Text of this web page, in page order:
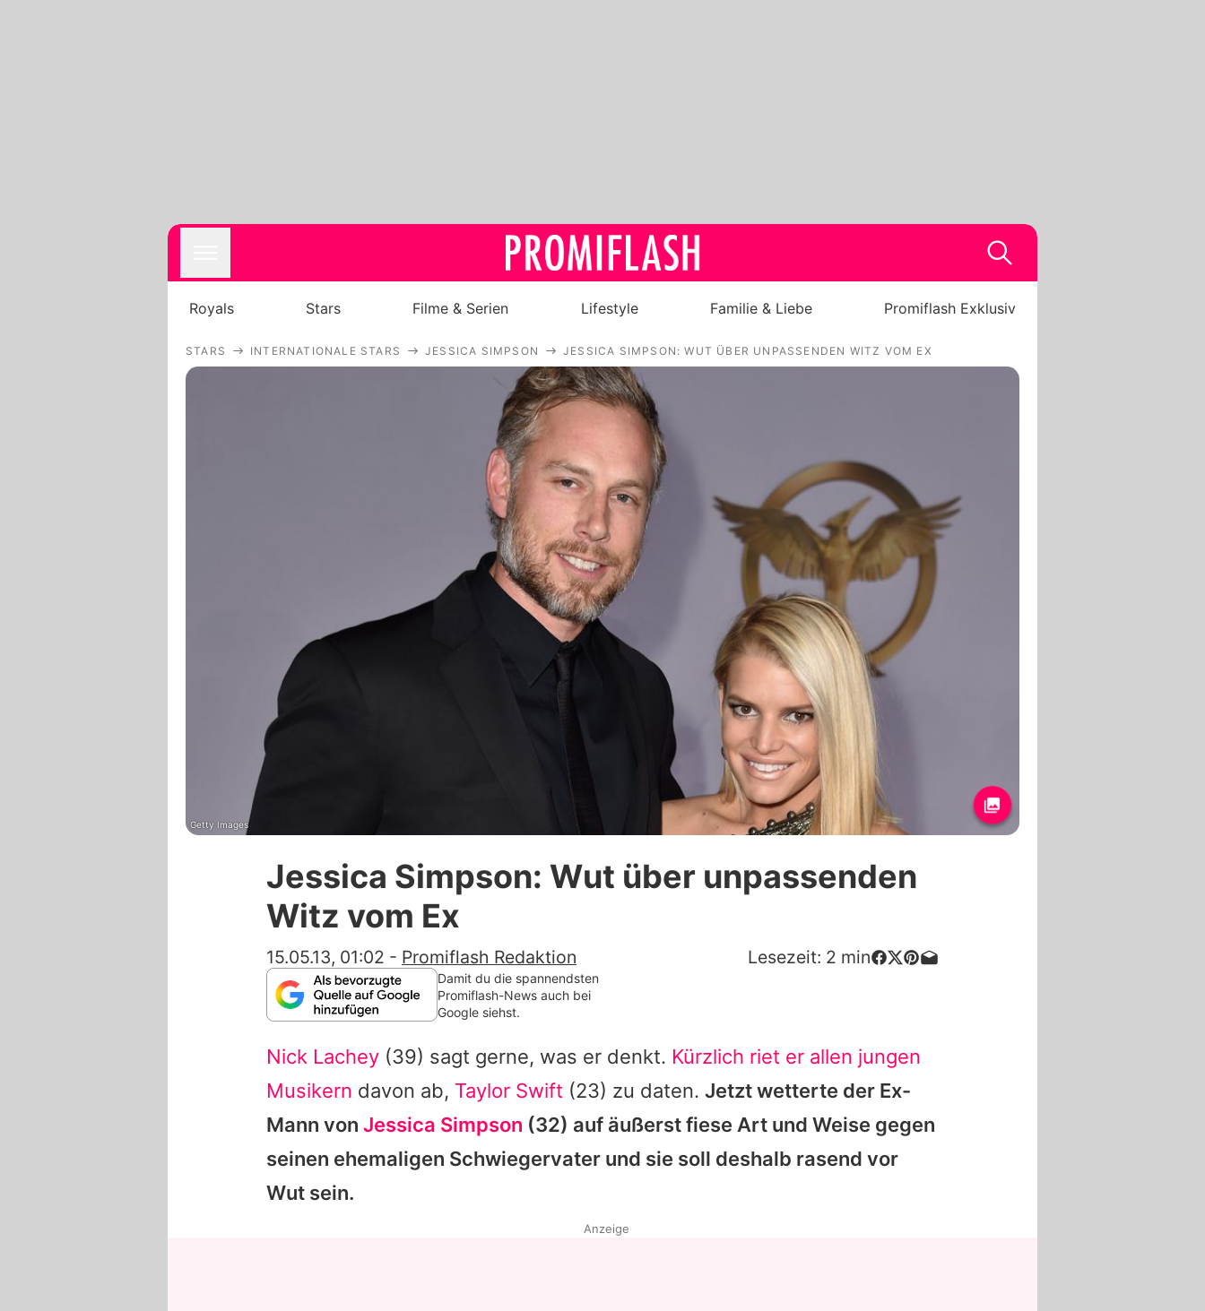
Royals
Stars
Filme & Serien
Lifestyle
Familie & Liebe
Promiflash Exklusiv
Alle Themen auf Promiflash
Jobs
App runterladen
Redaktionelle Richtlinien
Impressum
Datenschutzerklärung
Nutzungsbedingungen
Royals Stars Filme & Serien Lifestyle Familie & Liebe Promiflash Exklusiv
STARS INTERNATIONALE STARS JESSICA SIMPSON JESSICA SIMPSON: WUT ÜBER UNPASSENDEN WITZ VOM EX
Getty Images
Jessica Simpson: Wut über unpassenden
Witz vom Ex
15.05.13, 01:02 - Promiflash Redaktion Lesezeit: 2 min
Damit du die spannendsten
Promiflash-News auch bei
Google siehst.
Nick Lachey (39) sagt gerne, was er denkt. Kürzlich riet er allen jungen
Musikern davon ab, Taylor Swift (23) zu daten. Jetzt wetterte der Ex-
Mann von Jessica Simpson (32) auf äußerst fiese Art und Weise gegen
seinen ehemaligen Schwiegervater und sie soll deshalb rasend vor
Wut sein.
Anzeige